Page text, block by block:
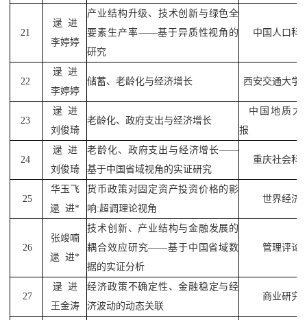
21
逯 进
李婷婷
产业结构升级、技术创新与绿色全
要素生产率——基于异质性视角的
研究
中国人口科
22
逯 进
李婷婷
储蓄、老龄化与经济增长 西安交通大学
23
逯 进
刘俊琦
老龄化、政府支出与经济增长
中国地质大
报
24
逯 进
刘俊琦
老龄化、政府支出与经济增长——
基于中国省域视角的实证研究
重庆社会科
25
华玉飞
逯
进*
货币政策对固定资产投资价格的影
响:超调理论视角
世界经济
26
张竣喃
逯
进*
技术创新、产业结构与金融发展的
耦合效应研究——基于中国省域数
据的实证分析
管理评论
27
逯 进
王金涛
经济政策不确定性、金融稳定与经
济波动的动态关联
商业研究